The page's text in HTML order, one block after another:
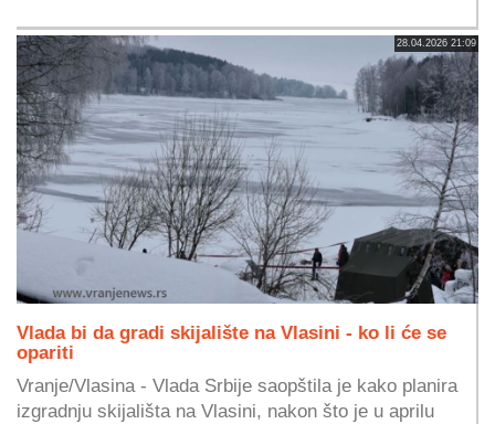
28.04.2026 21:09
Vlada bi da gradi skijalište na Vlasini - ko li će se
opariti
Vranje/Vlasina - Vlada Srbije saopštila je kako planira
izgradnju skijališta na Vlasini, nakon što je u aprilu